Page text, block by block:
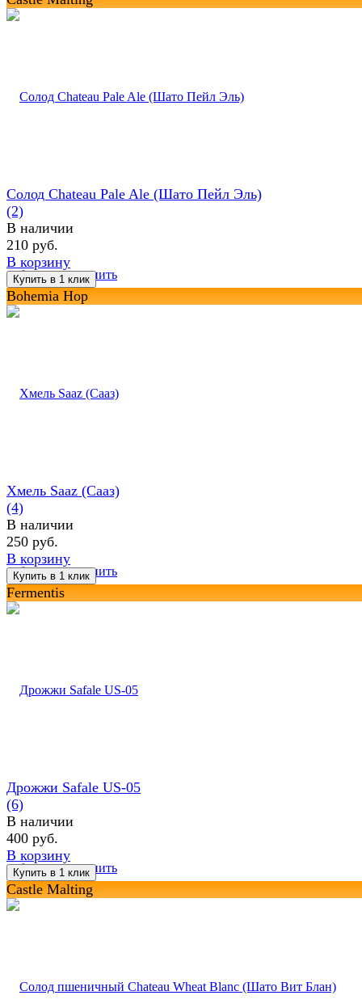
избранное сравнить
Солод Chateau Pale Ale (Шато Пейл Эль)
(2)
В наличии
210 руб.
В корзину
Bohemia Hop
избранное сравнить
Хмель Saaz (Сааз)
(4)
В наличии
250 руб.
В корзину
Fermentis
избранное сравнить
Дрожжи Safale US-05
(6)
В наличии
400 руб.
В корзину
Castle Malting